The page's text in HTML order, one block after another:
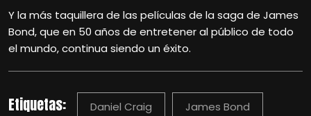
Y la más taquillera de las películas de la saga de James
Bond, que en 50 años de entretener al público de todo
el mundo, continua siendo un éxito.
Etiquetas: Daniel Craig James Bond